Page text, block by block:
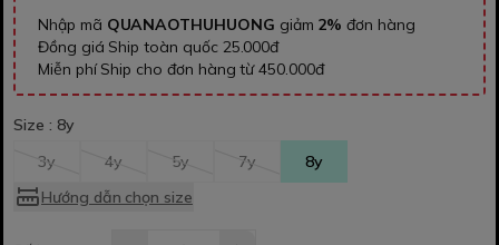
Nhập mã QUANAOTHUHUONG giảm 2% đơn hàng
Đồng giá Ship toàn quốc 25.000đ
Miễn phí Ship cho đơn hàng từ 450.000đ
Size : 8y
3y
4y 5y 7y
8y
Hướng dẫn chọn size